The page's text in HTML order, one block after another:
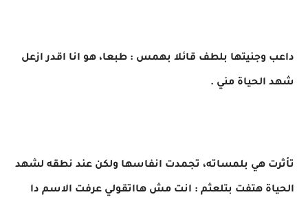
داعب وجنيتها بلطف قائلا بهمس : طبعا، هو انا اقدر ازعل
شهد الحياة مني .
تأثرت هي بلمساته، تجمدت انفاسها ولكن عند نطقه لشهد
الحياة هتفت بتلعثم : انت مش هااتقولي عرفت الاسم دا